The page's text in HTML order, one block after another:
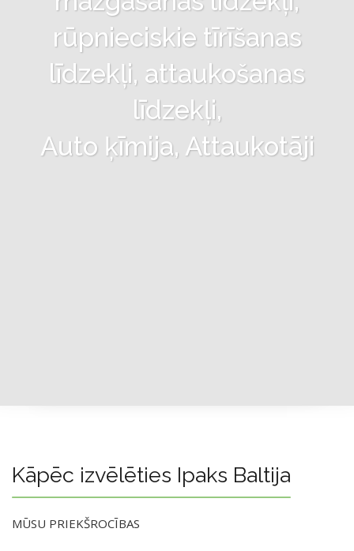
rūpnieciskie tīrīšanas
līdzekļi, attaukošanas
līdzekļi,
Auto ķīmija, Attaukotāji
Kāpēc izvēlēties Ipaks Baltija
MŪSU PRIEKŠROCĪBAS